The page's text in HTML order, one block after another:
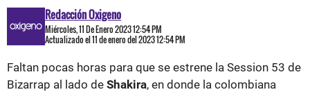
Redacción Oxigeno
Miércoles, 11 De Enero 2023 12:54 PM
Actualizado el 11 de enero del 2023 12:54 PM
Faltan pocas horas para que se estrene la Session 53 de
Bizarrap al lado de Shakira, en donde la colombiana